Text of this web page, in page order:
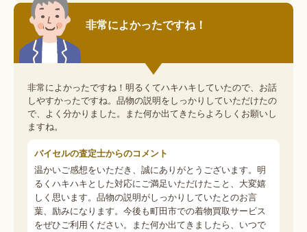
非常によかったですね！
非常によかったですね！明るくてハキハキしていたので、お話
しやすかったですね。品物の説明をしっかりしていただけたの
で、よく分かりました。また何か出てきたらよろしくお願いし
ますね。
バイセルの査定士からのコメント
温かいご感想をいただき、誠にありがとうございます。明
るくハキハキとした対応にご満足いただけたこと、大変嬉
しく思います。品物の説明がしっかりしていたとのお言
葉、励みになります。今後も町田市での着物買取サービス
をぜひご利用ください。また何か出てきましたら、いつで